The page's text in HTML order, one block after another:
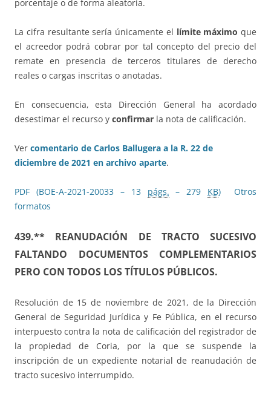
porcentaje o de forma aleatoria.
La cifra resultante sería únicamente el límite máximo que
el acreedor podrá cobrar por tal concepto del precio del
remate en presencia de terceros titulares de derecho
reales o cargas inscritas o anotadas.
En consecuencia, esta Dirección General ha acordado
desestimar el recurso y confirmar la nota de calificación.
Ver comentario de Carlos Ballugera a la R. 22 de
diciembre de 2021 en archivo aparte.
PDF (BOE-A-2021-20033 – 13 págs. – 279 KB)
Otros
formatos
439.** REANUDACIÓN DE TRACTO SUCESIVO
FALTANDO DOCUMENTOS COMPLEMENTARIOS
PERO CON TODOS LOS TÍTULOS PÚBLICOS.
Resolución de 15 de noviembre de 2021, de la Dirección
General de Seguridad Jurídica y Fe Pública, en el recurso
interpuesto contra la nota de calificación del registrador de
la propiedad de Coria, por la que se suspende la
inscripción de un expediente notarial de reanudación de
tracto sucesivo interrumpido.